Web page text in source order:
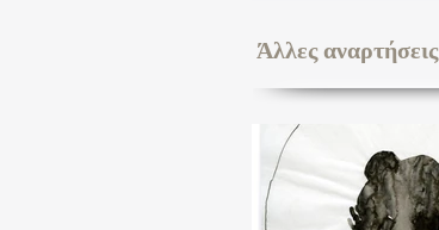
Άλλες αναρτήσεις